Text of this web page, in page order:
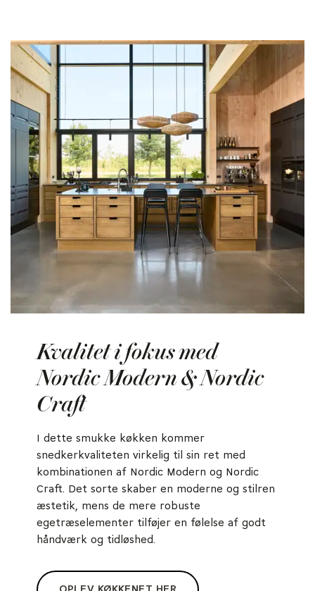
Kvalitet i fokus med
Nordic Modern & Nordic
Craft
I dette smukke køkken kommer
snedkerkvaliteten virkelig til sin ret med
kombinationen af Nordic Modern og Nordic
Craft. Det sorte skaber en moderne og stilren
æstetik, mens de mere robuste
egetræselementer tilføjer en følelse af godt
håndværk og tidløshed.